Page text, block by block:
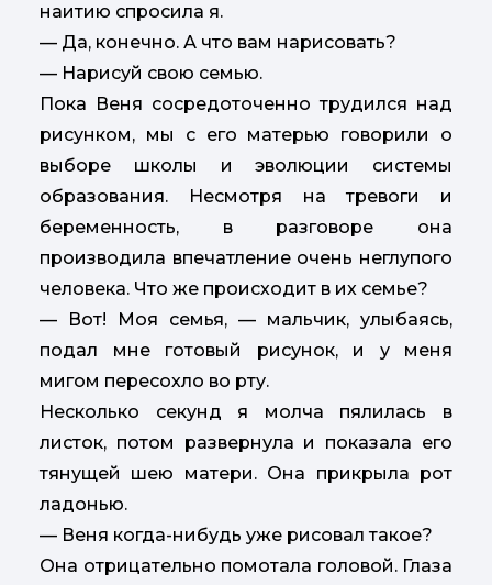
наитию спросила я.
— Да, конечно. А что вам нарисовать?
— Нарисуй свою семью.
Пока Веня сосредоточенно трудился над
рисунком, мы с его матерью говорили о
выборе школы и эволюции системы
образования. Несмотря на тревоги и
беременность, в разговоре она
производила впечатление очень неглупого
человека. Что же происходит в их семье?
— Вот! Моя семья, — мальчик, улыбаясь,
подал мне готовый рисунок, и у меня
мигом пересохло во рту.
Несколько секунд я молча пялилась в
листок, потом развернула и показала его
тянущей шею матери. Она прикрыла рот
ладонью.
— Веня когда-нибудь уже рисовал такое?
Она отрицательно помотала головой. Глаза